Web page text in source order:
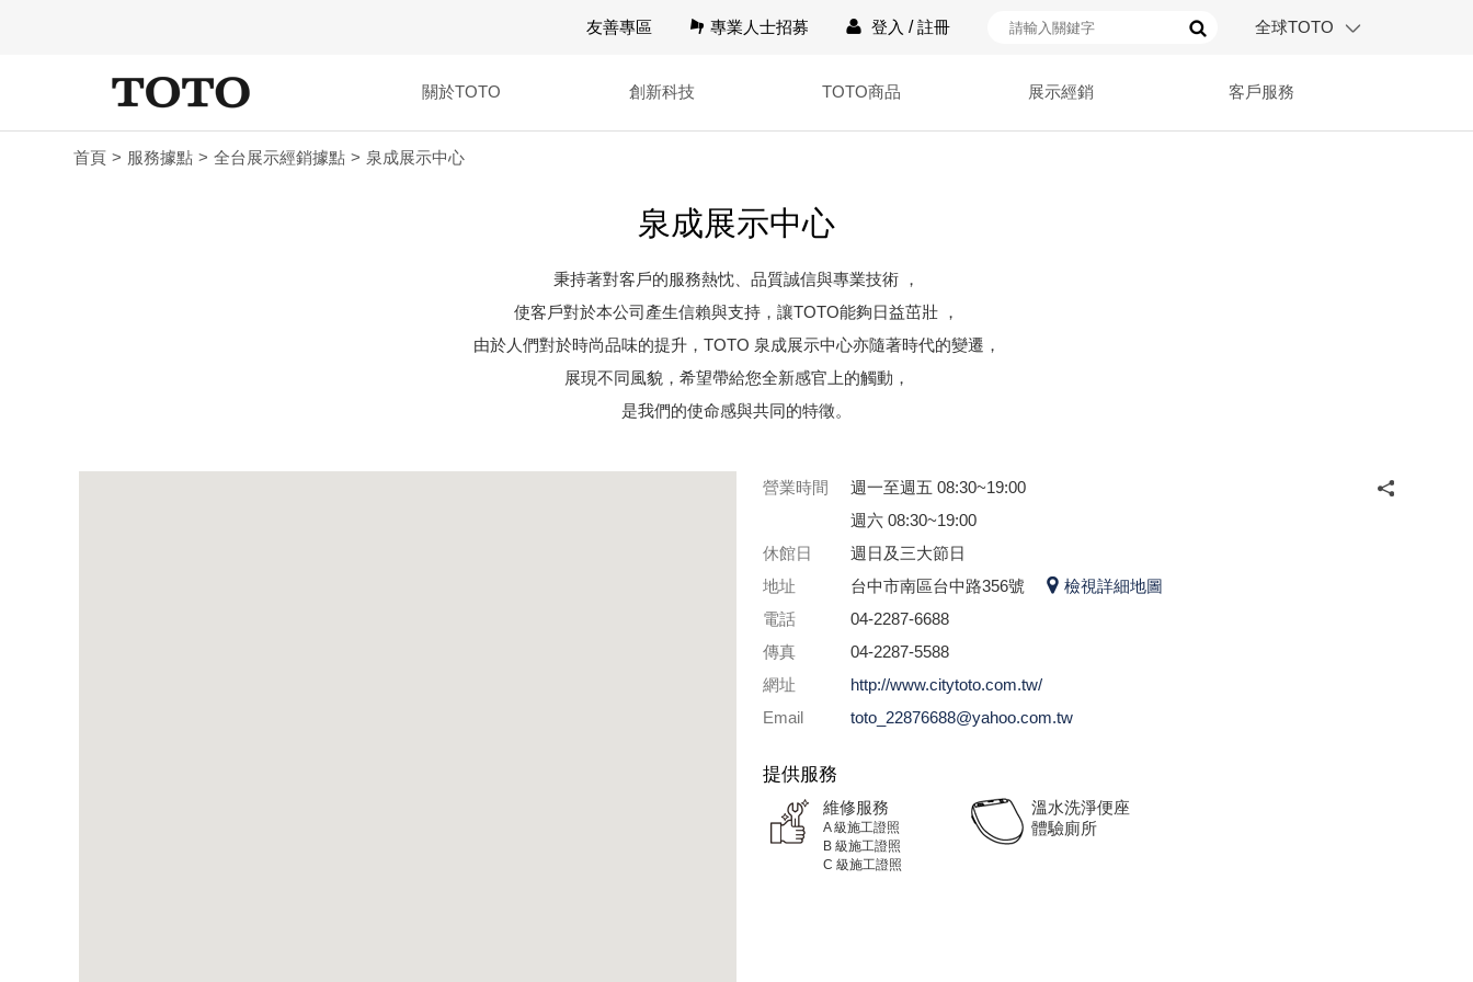
友善專區 專業人士招募 登入 /註冊 全球TOTO
關於TOTO 創新科技 TOTO商品 展示經銷 客戶服務
首頁 服務據點 全台展示經銷據點 泉成展示中心
泉成展示中心
秉持著對客戶的服務熱忱、品質誠信與專業技術 ，
使客戶對於本公司產生信賴與支持，讓TOTO能夠日益茁壯 ，
由於人們對於時尚品味的提升，TOTO 泉成展示中心亦隨著時代的變遷，
展現不同風貌，希望帶給您全新感官上的觸動，
是我們的使命感與共同的特徵。
營業時間
週一至週五 08:30~19:00
週六 08:30~19:00
休館日
週日及三大節日
地址
台中市南區台中路356號
檢視詳細地圖
電話
04-2287-6688
傳真
04-2287-5588
網址
http://www.citytoto.com.tw/
Email
toto_22876688@yahoo.com.tw
提供服務
維修服務
A 級施工證照
B 級施工證照
C 級施工證照
溫水洗淨便座
體驗廁所